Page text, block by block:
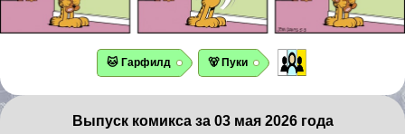
🐱 Гарфилд 🐻 Пуки
Выпуск комикса за 03 мая 2026 года